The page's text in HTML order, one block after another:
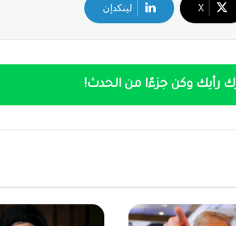
‫X لينكدإن
رأيك وكن جزءًا من الحدث!